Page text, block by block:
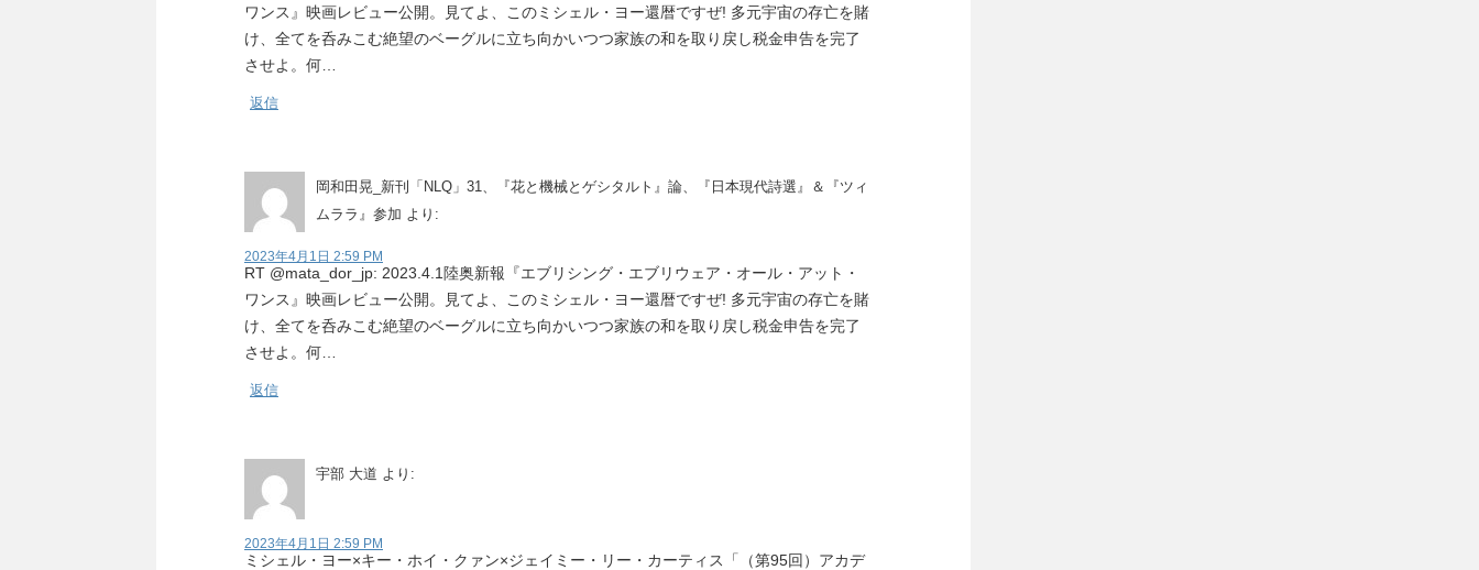
ワンス』映画レビュー公開。見てよ、このミシェル・ヨー還暦ですぜ! 多元宇宙の存亡を賭
け、全てを呑みこむ絶望のベーグルに立ち向かいつつ家族の和を取り戻し税金申告を完了
させよ。何…
返信
岡和田晃_新刊「NLQ」31、『花と機械とゲシタルト』論、『日本現代詩選』＆『ツィ
ムララ』参加 より:
2023年4月1日 2:59 PM
RT @mata_dor_jp: 2023.4.1陸奥新報『エブリシング・エブリウェア・オール・アット・
ワンス』映画レビュー公開。見てよ、このミシェル・ヨー還暦ですぜ! 多元宇宙の存亡を賭
け、全てを呑みこむ絶望のベーグルに立ち向かいつつ家族の和を取り戻し税金申告を完了
させよ。何…
返信
宇部 大道 より:
2023年4月1日 2:59 PM
ミシェル・ヨー×キー・ホイ・クァン×ジェイミー・リー・カーティス「（第95回）アカデ